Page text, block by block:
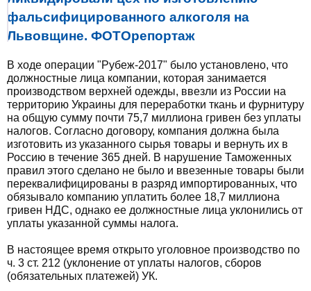
фальсифицированного алкоголя на
Львовщине. ФОТОрепортаж
В ходе операции "Рубеж-2017" было установлено, что
должностные лица компании, которая занимается
производством верхней одежды, ввезли из России на
территорию Украины для переработки ткань и фурнитуру
на общую сумму почти 75,7 миллиона гривен без уплаты
налогов. Согласно договору, компания должна была
изготовить из указанного сырья товары и вернуть их в
Россию в течение 365 дней. В нарушение Таможенных
правил этого сделано не было и ввезенные товары были
переквалифицированы в разряд импортированных, что
обязывало компанию уплатить более 18,7 миллиона
гривен НДС, однако ее должностные лица уклонились от
уплаты указанной суммы налога.
В настоящее время открыто уголовное производство по
ч. 3 ст. 212 (уклонение от уплаты налогов, сборов
(обязательных платежей) УК.